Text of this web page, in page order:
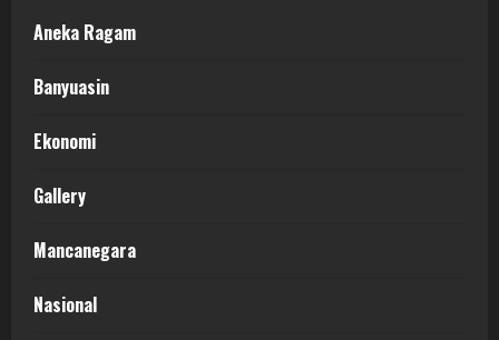
Aneka Ragam
Banyuasin
Ekonomi
Gallery
Mancanegara
Nasional